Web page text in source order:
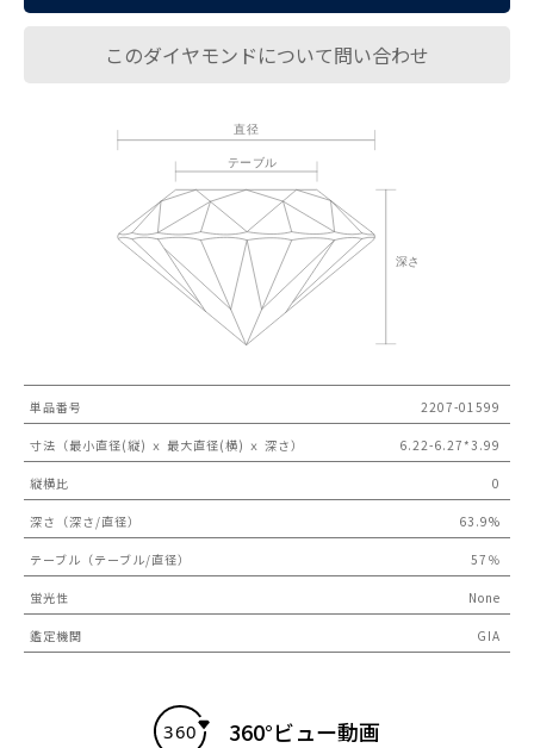
このダイヤモンドについて問い合わせ
単品番号 2207-01599
寸法（最小直径(縦) ｘ 最大直径(横) ｘ 深さ） 6.22-6.27*3.99
縦横比 0
深さ（深さ/直径） 63.9%
テーブル（テーブル/直径） 57％
蛍光性 None
鑑定機関 GIA
360°ビュー動画